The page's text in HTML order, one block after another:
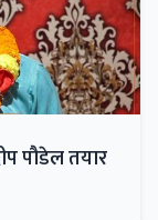
पौडेल तयार